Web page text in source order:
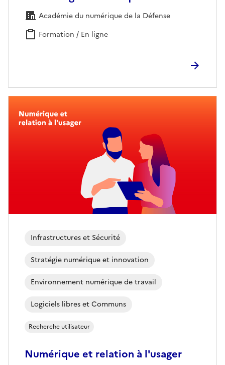
Académie du numérique de la Défense
Formation / En ligne
Infrastructures et Sécurité
Stratégie numérique et innovation
Environnement numérique de travail
Logiciels libres et Communs
Recherche utilisateur
Numérique et relation à l'usager